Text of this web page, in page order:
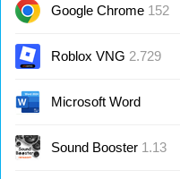
Google Chrome 152
Roblox VNG 2.729
Microsoft Word
2024/2021/2019/2016
Sound Booster 1.13